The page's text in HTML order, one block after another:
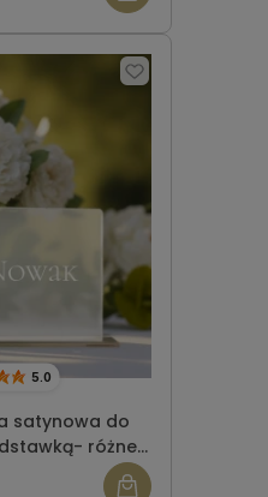
satynowa do
różne
5.0